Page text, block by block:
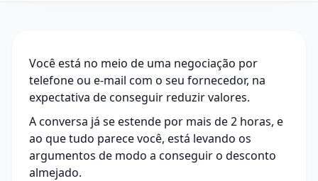
Você está no meio de uma negociação por
telefone ou e-mail com o seu fornecedor, na
expectativa de conseguir reduzir valores.
A conversa já se estende por mais de 2 horas, e
ao que tudo parece você, está levando os
argumentos de modo a conseguir o desconto
almejado.